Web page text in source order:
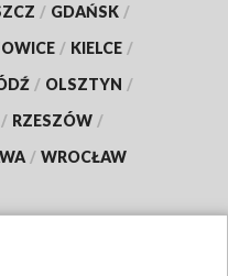
/ GDAŃSK /
/ KIELCE /
/ OLSZTYN /
/ RZESZÓW /
/ WROCŁAW